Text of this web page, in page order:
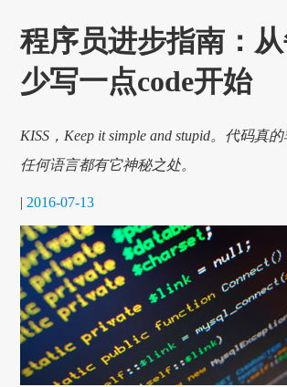
程序员进步指南：
少写一点code开始
KISS，Keep it simple and stupid。代码真
任何语言都有它神秘之处。
| 2016-07-13